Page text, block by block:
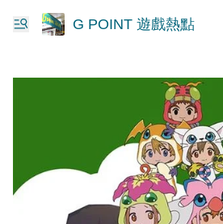
G POINT 遊戲熱點